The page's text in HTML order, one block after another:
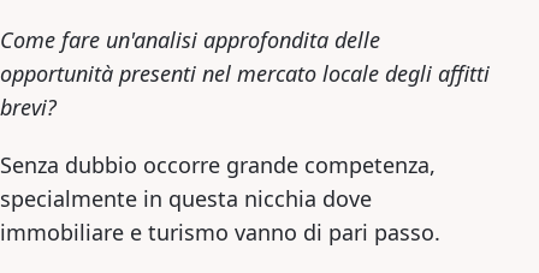
Come fare un'analisi approfondita delle
opportunità presenti nel mercato locale degli affitti
brevi?
Senza dubbio occorre grande competenza,
specialmente in questa nicchia dove
immobiliare e turismo vanno di pari passo.